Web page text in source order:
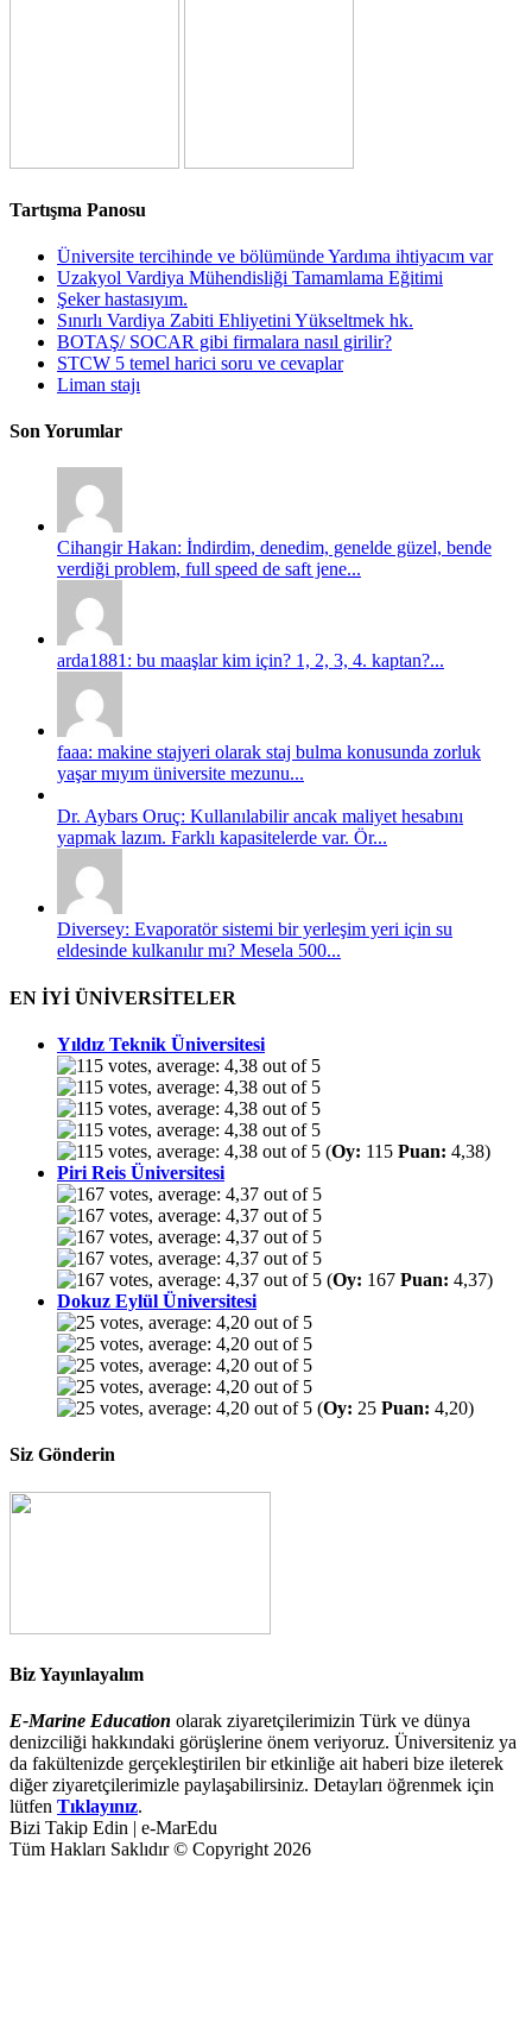
Tartışma Panosu
Üniversite tercihinde ve bölümünde Yardıma ihtiyacım var
Uzakyol Vardiya Mühendisliği Tamamlama Eğitimi
Şeker hastasıyım.
Sınırlı Vardiya Zabiti Ehliyetini Yükseltmek hk.
BOTAŞ/ SOCAR gibi firmalara nasıl girilir?
STCW 5 temel harici soru ve cevaplar
Liman stajı
Son Yorumlar
Cihangir Hakan: İndirdim, denedim, genelde güzel, bende
verdiği problem, full speed de saft jene...
arda1881: bu maaşlar kim için? 1, 2, 3, 4. kaptan?...
faaa: makine stajyeri olarak staj bulma konusunda zorluk
yaşar mıyım üniversite mezunu...
Dr. Aybars Oruç: Kullanılabilir ancak maliyet hesabını
yapmak lazım. Farklı kapasitelerde var. Ör...
Diversey: Evaporatör sistemi bir yerleşim yeri için su
eldesinde kulkanılır mı? Mesela 500...
EN İYİ ÜNİVERSİTELER
Yıldız Teknik Üniversitesi
(Oy: 115 Puan: 4,38)
Piri Reis Üniversitesi
(Oy: 167 Puan: 4,37)
Dokuz Eylül Üniversitesi
(Oy: 25 Puan: 4,20)
Siz Gönderin
Biz Yayınlayalım
E-Marine Education olarak ziyaretçilerimizin Türk ve dünya
denizciliği hakkındaki görüşlerine önem veriyoruz. Üniversiteniz ya
da fakültenizde gerçekleştirilen bir etkinliğe ait haberi bize ileterek
diğer ziyaretçilerimizle paylaşabilirsiniz. Detayları öğrenmek için
lütfen Tıklayınız.
Bizi Takip Edin | e-MarEdu
Tüm Hakları Saklıdır © Copyright 2026